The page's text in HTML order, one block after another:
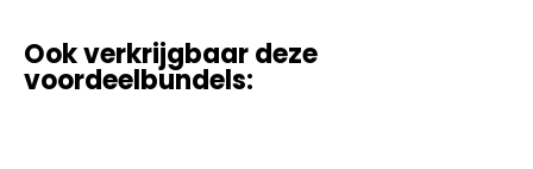
Ook verkrijgbaar deze
voordeelbundels: